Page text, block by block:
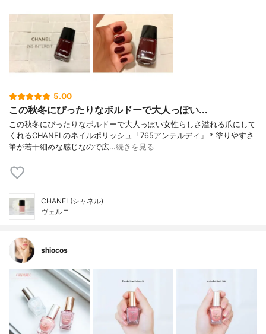
5.00
この秋冬にぴったりなボルドーで大人っぽい...
この秋冬にぴったりなボルドーで大人っぽい女性らしさ溢れる爪にして
くれるCHANELのネイルポリッシュ「765アンテルディ」＊塗りやすさ
筆が若干細めな感じなので広…続きを見る
CHANEL(シャネル)
ヴェルニ
shiocos